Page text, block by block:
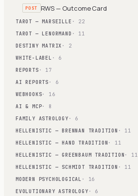
POST RWS — Outcome Card
TAROT — MARSEILLE · 22
TAROT — LENORMAND · 11
DESTINY MATRIX · 2
WHITE-LABEL · 6
REPORTS · 17
AI REPORTS · 6
WEBHOOKS· 16
AI & MCP· 8
FAMILY ASTROLOGY · 6
HELLENISTIC — BRENNAN TRADITION · 11
HELLENISTIC — HAND TRADITION · 11
HELLENISTIC — GREENBAUM TRADITION · 11
HELLENISTIC — SCHMIDT TRADITION · 11
MODERN PSYCHOLOGICAL · 16
EVOLUTIONARY ASTROLOGY · 6